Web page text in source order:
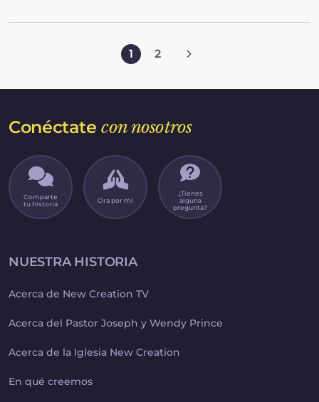
1 2
Conéctatecon nosotros
Comparte
tu historia
Ora por mí
¿Tienes
alguna
pregunta?
NUESTRA HISTORIA
Acerca de New Creation TV
Acerca del Pastor Joseph y Wendy Prince
Acerca de la Iglesia New Creation
En qué creemos